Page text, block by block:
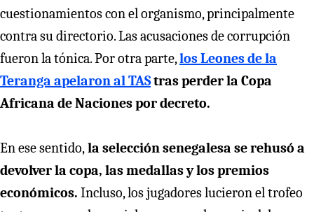
cuestionamientos con el organismo, principalmente
contra su directorio. Las acusaciones de corrupción
fueron la tónica. Por otra parte,los Leones de la
Teranga apelaron al TAStras perder la Copa
Africana de Naciones por decreto.
En ese sentido,la selección senegalesa se rehusó a
devolver la copa, las medallas y los premios
económicos. Incluso, los jugadores lucieron el trofeo